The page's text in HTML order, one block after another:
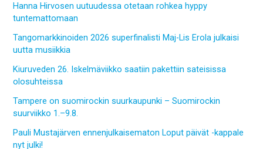
Hanna Hirvosen uutuudessa otetaan rohkea hyppy
tuntemattomaan
Tangomarkkinoiden 2026 superfinalisti Maj-Lis Erola julkaisi
uutta musiikkia
Kiuruveden 26. Iskelmäviikko saatiin pakettiin sateisissa
olosuhteissa
Tampere on suomirockin suurkaupunki – Suomirockin
suurviikko 1.–9.8.
Pauli Mustajärven ennenjulkaisematon Loput päivät -kappale
nyt julki!